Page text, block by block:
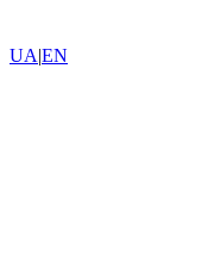
UA|EN